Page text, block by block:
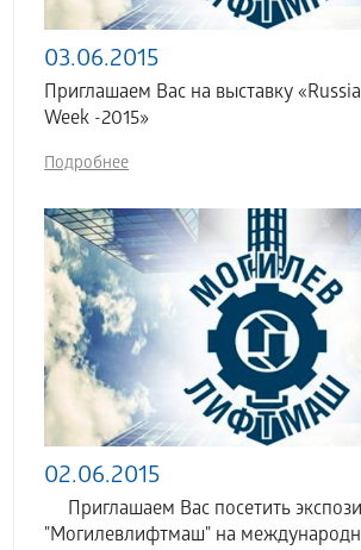
03.06.2015
Приглашаем Вас на выставку
Week -2015»
Подробнее
02.06.2015
Приглашаем Вас посетить
"Могилевлифтмаш" на